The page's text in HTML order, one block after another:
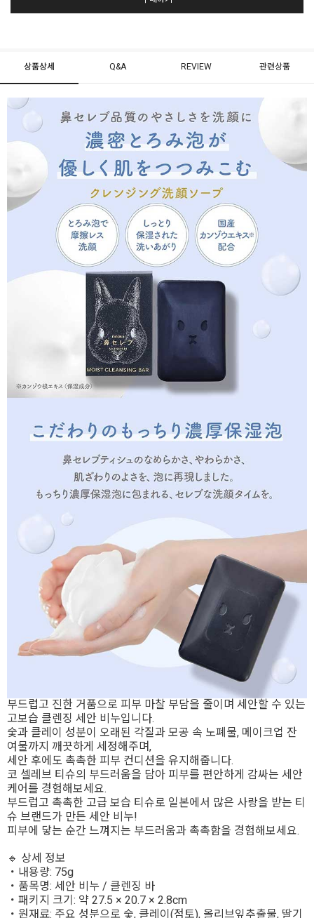
상품상세 Q&A REVIEW 관련상품
부드럽고 진한 거품으로 피부 마찰 부담을 줄이며 세안할 수 있는
고보습 클렌징 세안 비누입니다.
숯과 클레이 성분이 오래된 각질과 모공 속 노폐물, 메이크업 잔
여물까지 깨끗하게 세정해주며,
세안 후에도 촉촉한 피부 컨디션을 유지해줍니다.
코 셀레브 티슈의 부드러움을 담아 피부를 편안하게 감싸는 세안
케어를 경험해보세요.
부드럽고 촉촉한 고급 보습 티슈로 일본에서 많은 사랑을 받는 티
슈 브랜드가 만든 세안 비누!
피부에 닿는 순간 느껴지는 부드러움과 촉촉함을 경험해보세요.
🔹 상세 정보
・내용량: 75g
・품목명: 세안 비누 / 클렌징 바
・패키지 크기: 약 27.5 × 20.7 × 2.8cm
・원재료: 주요 성분으로 숯, 클레이(점토), 올리브잎추출물, 딸기